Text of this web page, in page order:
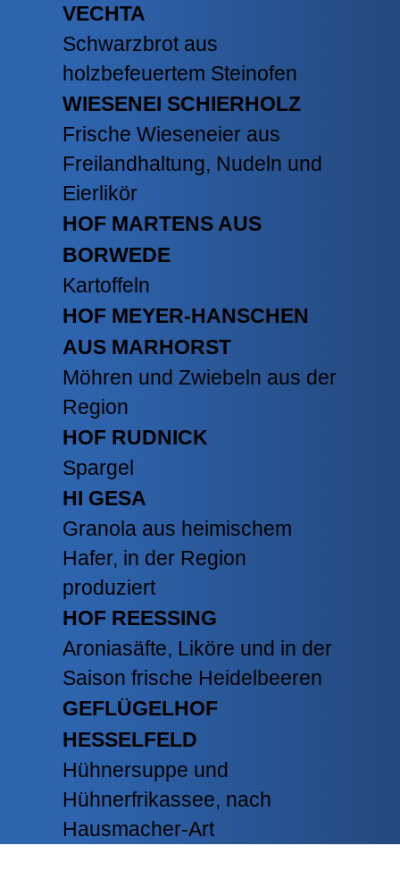
VECHTA
Schwarzbrot aus
holzbefeuertem Steinofen
WIESENEI SCHIERHOLZ
Frische Wieseneier aus
Freilandhaltung, Nudeln und
Eierlikör
HOF MARTENS AUS
BORWEDE
Kartoffeln
HOF MEYER-HANSCHEN
AUS MARHORST
Möhren und Zwiebeln aus der
Region
HOF RUDNICK
Spargel
HI GESA
Granola aus heimischem
Hafer, in der Region
produziert
HOF REESSING
Aroniasäfte, Liköre und in der
Saison frische Heidelbeeren
GEFLÜGELHOF
HESSELFELD
Hühnersuppe und
Hühnerfrikassee, nach
Hausmacher-Art